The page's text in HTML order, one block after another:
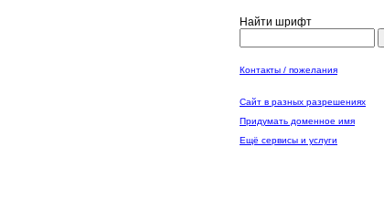
Найти шрифт
Контакты / пожелания
Сайт в разных разрешениях
Придумать доменное имя
Ещё сервисы и услуги